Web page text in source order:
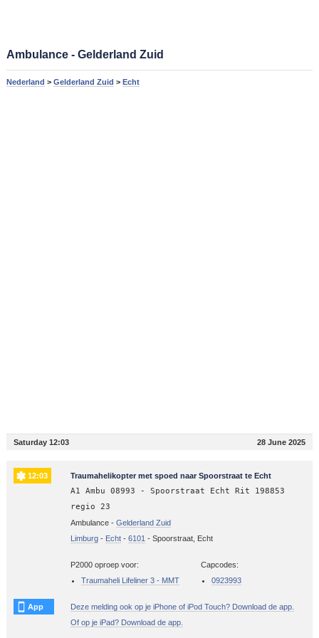
Ambulance - Gelderland Zuid
Nederland > Gelderland Zuid > Echt
Saturday 12:03 28 June 2025
12:03 Traumahelikopter met spoed naar Spoorstraat te Echt
A1 Ambu 08993 - Spoorstraat Echt Rit 198853
regio 23
Ambulance - Gelderland Zuid
Limburg- Echt- 6101 - Spoorstraat, Echt
P2000 oproep voor:
Traumaheli Lifeliner 3 - MMT
Capcodes:
0923993
App
Deze melding ook op je iPhone of iPod Touch? Download de app.
Of op je iPad? Download de app.